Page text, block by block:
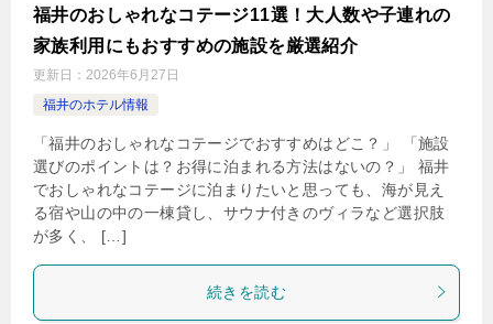
福井のおしゃれなコテージ11選！大人数や子連れの
家族利用にもおすすめの施設を厳選紹介
更新日： 2026年6月27日
福井のホテル情報
「福井のおしゃれなコテージでおすすめはどこ？」 「施設
選びのポイントは？お得に泊まれる方法はないの？」 福井
でおしゃれなコテージに泊まりたいと思っても、海が見え
る宿や山の中の一棟貸し、サウナ付きのヴィラなど選択肢
が多く、 […]
続きを読む